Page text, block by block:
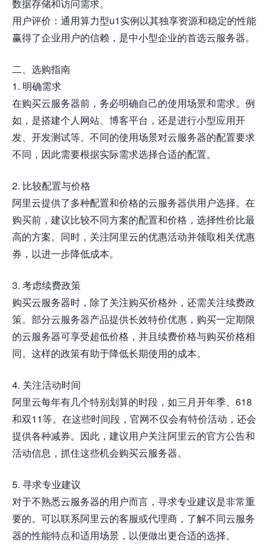
数据存储和访问需求。
用户评价：通用算力型u1实例以其独享资源和稳定的性能
赢得了企业用户的信赖，是中小型企业的首选云服务器。
二、选购指南
1. 明确需求
在购买云服务器前，务必明确自己的使用场景和需求。例
如，是搭建个人网站、博客平台，还是进行小型应用开
发、开发测试等。不同的使用场景对云服务器的配置要求
不同，因此需要根据实际需求选择合适的配置。
2. 比较配置与价格
阿里云提供了多种配置和价格的云服务器供用户选择。在
购买前，建议比较不同方案的配置和价格，选择性价比最
高的方案。同时，关注阿里云的优惠活动并领取相关优惠
券，以进一步降低成本。
3. 考虑续费政策
购买云服务器时，除了关注购买价格外，还需关注续费政
策。部分云服务器产品提供长效特价优惠，购买一定期限
的云服务器可享受超低价格，并且续费价格与购买价格相
同。这样的政策有助于降低长期使用的成本。
4. 关注活动时间
阿里云每年有几个特别划算的时段，如三月开年季、618
和双11等。在这些时间段，官网不仅会有特价活动，还会
提供各种减券。因此，建议用户关注阿里云的官方公告和
活动信息，抓住这些机会购买云服务器。
5. 寻求专业建议
对于不熟悉云服务器的用户而言，寻求专业建议是非常重
要的。可以联系阿里云的客服或代理商，了解不同云服务
器的性能特点和适用场景，以便做出更合适的选择。